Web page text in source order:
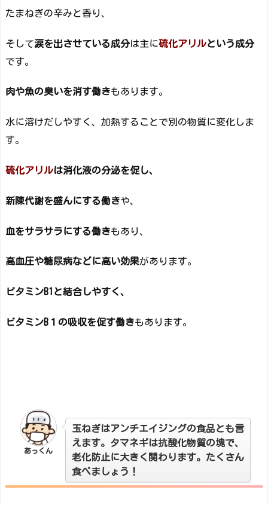
たまねぎの辛みと香り、
そして涙を出させている成分は主に硫化アリルという成分
です。
肉や魚の臭いを消す働きもあります。
水に溶けだしやすく、加熱することで別の物質に変化しま
す。
硫化アリルは消化液の分泌を促し、
新陳代謝を盛んにする働きや、
血をサラサラにする働きもあり、
高血圧や糖尿病などに高い効果があります。
ビタミンB1と結合しやすく、
ビタミンB１の吸収を促す働きもあります。
あっくん
玉ねぎはアンチエイジングの食品とも言
えます。タマネギは抗酸化物質の塊で、
老化防止に大きく関わります。たくさん
食べましょう！